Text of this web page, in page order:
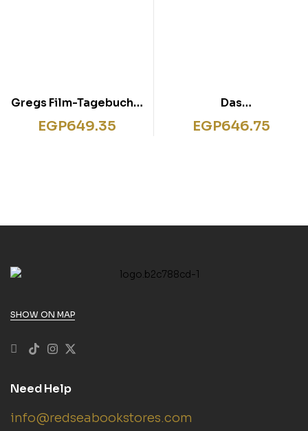
Gregs Film-Tagebuch 2
– Gibt’s Probleme?:
Filmhörspiel
EGP649.35
Das
Weihnachtsgeheimnis
EGP646.75
SHOW ON MAP
Need Help
info@redseabookstores.com